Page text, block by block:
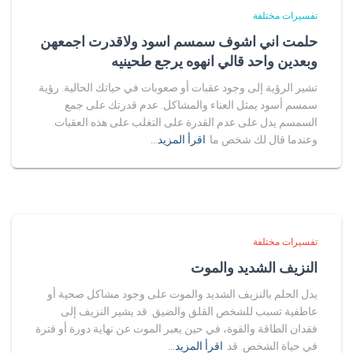
تفسيرات مختلفة
حلمت اني اشوف سمسم اسود ولاقدرت اجمعهن
وبعدين واحد قالي انهوه يرجع طحينيه
تشير الرؤية إلى وجود عقبات أو صعوبات في حياتك الحالية. رؤية
سمسم أسود يمثل العناء والمشاكل. عدم قدرتك على جمع
السمسم يدل على عدم القدرة على التغلب على هذه العقبات.
وعندما قال لك شخص ما اقرأ المزيد…
تفسيرات مختلفة
النزيف الشديد والموت
يدل الحلم بالنزيف الشديد والموت على وجود مشاكل صحية أو
عاطفية تسبب للشخص القلق والضيق. قد يشير النزيف إلى
فقدان الطاقة والقوة، في حين يعبر الموت عن نهاية دورة أو فترة
في حياة الشخص. قد اقرأ المزيد…